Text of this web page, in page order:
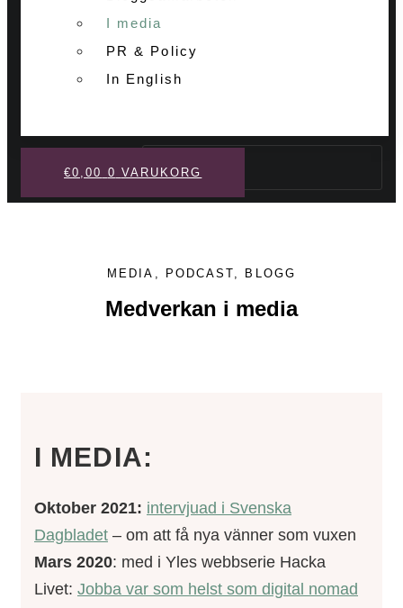
I media
PR & Policy
In English
Sök
€0,00 0 VARUKORG
MEDIA, PODCAST, BLOGG
Medverkan i media
I MEDIA:
Oktober 2021: intervjuad i Svenska
Dagbladet – om att få nya vänner som vuxen
Mars 2020: med i Yles webbserie Hacka
Livet: Jobba var som helst som digital nomad